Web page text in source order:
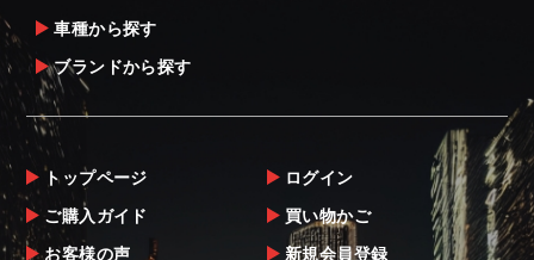
車種から探す
ブランドから探す
トップページ
ご購入ガイド
お客様の声
ログイン
買い物かご
新規会員登録